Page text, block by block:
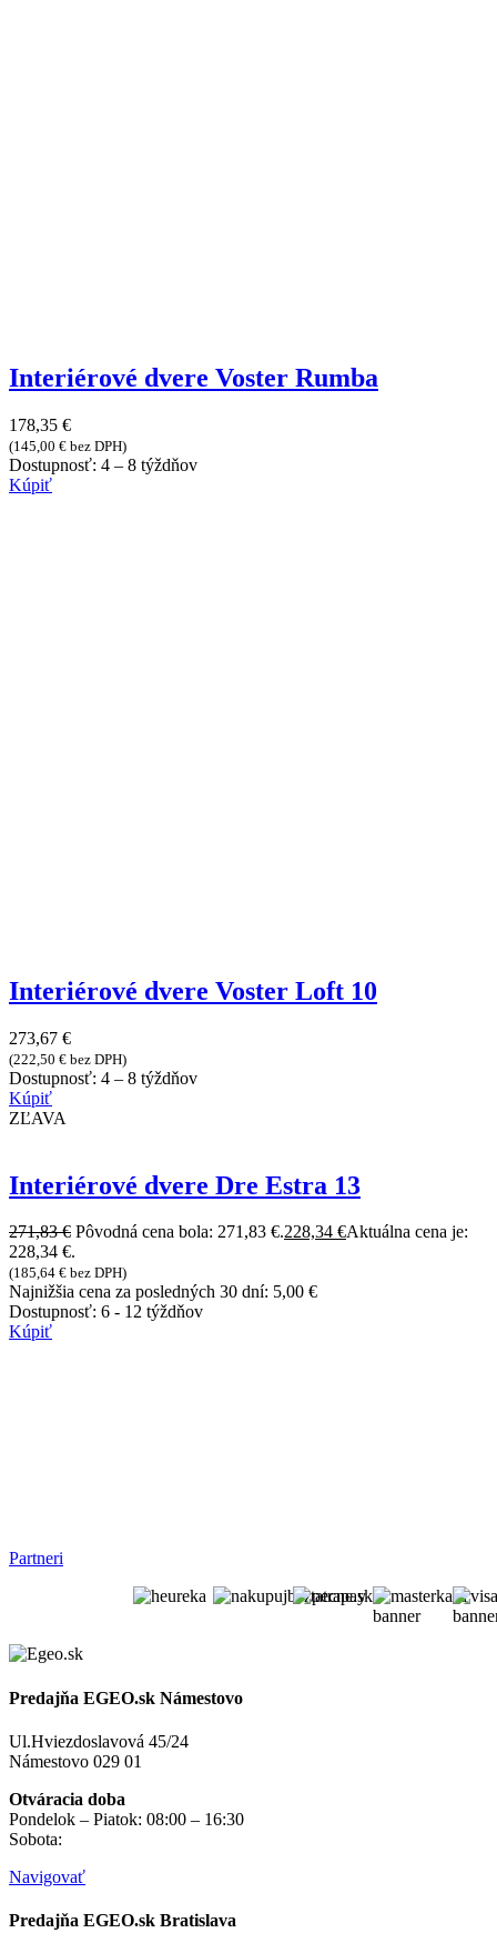
Interiérové dvere Voster Rumba
178,35 €
(145,00 € bez DPH)
Dostupnosť: 4 – 8 týždňov
Kúpiť
Interiérové dvere Voster Loft 10
273,67 €
(222,50 € bez DPH)
Dostupnosť: 4 – 8 týždňov
Kúpiť
ZĽAVA
Interiérové dvere Dre Estra 13
271,83€ Pôvodná cena bola: 271,83 €.228,34 €Aktuálna cena je:
228,34 €.
(185,64 € bez DPH)
Najnižšia cena za posledných 30 dní: 5,00 €
Dostupnosť: 6 - 12 týždňov
Kúpiť
Partneri
Predajňa EGEO.sk Námestovo
Ul.Hviezdoslavová 45/24
Námestovo 029 01
Otváracia doba
Pondelok – Piatok: 08:00 – 16:30
Sobota:
Navigovať
Predajňa EGEO.sk Bratislava